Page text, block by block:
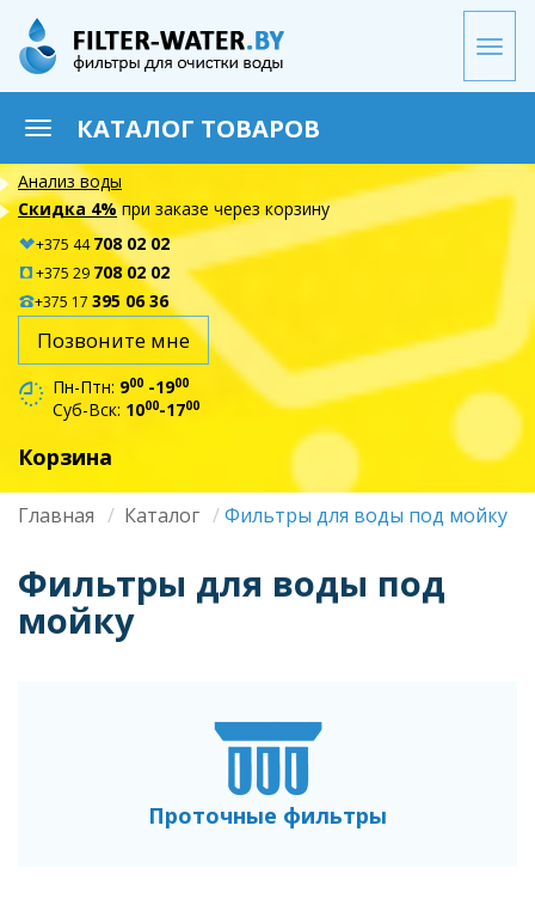
Перейти
основному
содержанию
ToggleКАТАЛОГ ТОВАРОВ
Анализ воды
Скидка 4%при заказе через корзину
+375 44708 02 02
+375 29 708 02 02
+375 17 395 06 36
Позвоните мне
Пн-Птн: 900 -1900
Суб-Вск: 1000-1700
Корзина
Строка
навигации
Главная Каталог Фильтры для воды под мойку
Фильтры для воды под
мойку
Проточные фильтры